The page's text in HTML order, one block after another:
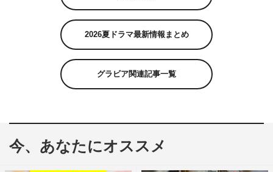
2026夏ドラマ最新情報まとめ
グラビア関連記事一覧
今、あなたにオススメ